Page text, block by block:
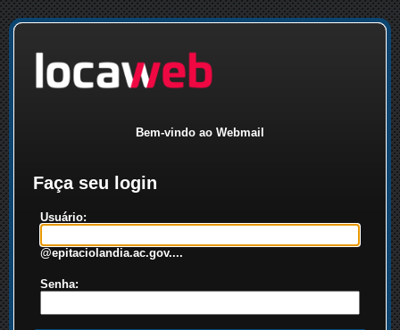
Bem-vindo ao Webmail
Faça seu login
Usuário:
@epitaciolandia.ac.gov....
Senha: